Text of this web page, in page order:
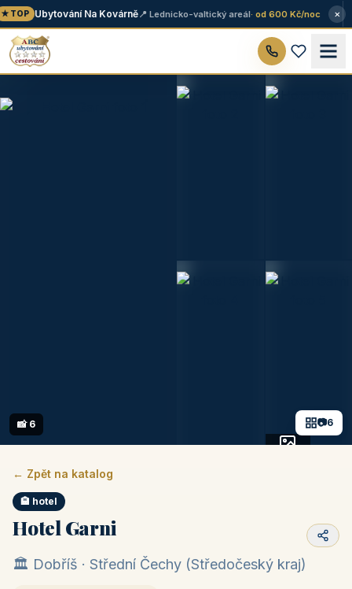
TOP Ubytování Na Kovárně📍 Lednicko-valtický areál· od 600 Kč/noc ×
📷6
📸 6
← Zpět na katalog
🏨 hotel
Hotel Garni
🏛️ Dobříš · Střední Čechy (Středočeský kraj)